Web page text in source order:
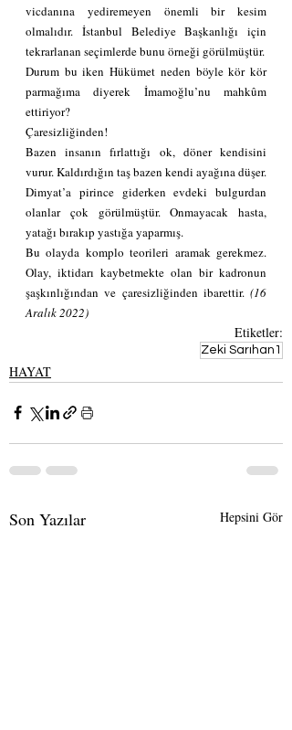
vicdanına yediremeyen önemli bir kesim
olmalıdır. İstanbul Belediye Başkanlığı için
Durum bu iken Hükümet neden böyle kör kör
parmağıma diyerek İmamoğlu’nu mahkûm
ettiriyor?
Çaresizliğinden!
Bazen insanın fırlattığı ok, döner kendisini
vurur. Kaldırdığın taş bazen kendi ayağına düşer.
Dimyat’a pirince giderken evdeki bulgurdan
olanlar çok görülmüştür. Onmayacak hasta,
yatağı bırakıp yastığa yaparmış.
Bu olayda komplo teorileri aramak gerekmez.
Olay, iktidarı kaybetmekte olan bir kadronun
şaşkınlığından ve çaresizliğinden ibarettir. (16
Aralık 2022)
Etiketler:
Zeki Sarıhan1
HAYAT
Son Yazılar Hepsini Gör